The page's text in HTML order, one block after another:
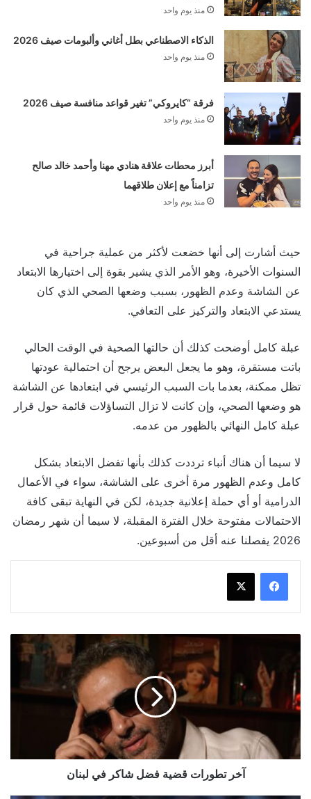
منذ يوم واحد
الذكاء الاصطناعي بطل أغاني وألبومات صيف 2026
منذ يوم واحد
فرقة “كايروكي” تغير قواعد منافسة صيف 2026
منذ يوم واحد
أبرز محطات علاقة هنادي مهنا وأحمد خالد صالح
تزامناً مع إعلان طلاقهما
منذ يوم واحد
حيث أشارت إلى أنها خضعت لأكثر من عملية جراحية في
السنوات الأخيرة، وهو الأمر الذي يشير بقوة إلى اختيارها الابتعاد
عن الشاشة وعدم الظهور، بسبب وضعها الصحي الذي كان
يستدعي الابتعاد والتركيز على التعافي.
عبلة كامل أوضحت كذلك أن حالتها الصحية في الوقت الحالي
باتت مستقرة، وهو ما يجعل البعض يرجح أن احتمالية عودتها
تظل ممكنة، بعدما بات السبب الرئيسي في ابتعادها عن الشاشة
هو وضعها الصحي، وإن كانت لا تزال التساؤلات قائمة حول قرار
عبلة كامل النهائي بالظهور من عدمه.
لا سيما أن هناك أنباء ترددت كذلك بأنها تفضل الابتعاد بشكل
كامل وعدم الظهور مرة أخرى على الشاشة، سواء في الأعمال
الدرامية أو أي حملة إعلانية جديدة، لكن في النهاية تبقى كافة
الاحتمالات مفتوحة خلال الفترة المقبلة، لا سيما أن شهر رمضان
2026 يفصلنا عنه أقل من أسبوعين.
قضية
فضل
شاكر
في
لبنان
آخر تطورات قضية فضل شاكر في لبنان